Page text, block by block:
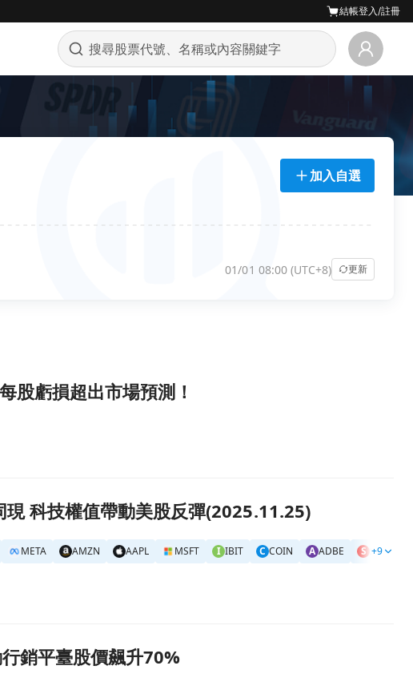
結帳登入/註冊
加入自選
01/01 08:00 (UTC+8) 更新
股虧損超出市場預測！
現 科技權值帶動美股反彈(2025.11.25)
META AMZN AAPL MSFT I IBIT C COIN A ADBE S SEMR
+9
銷平臺股價飆升70%